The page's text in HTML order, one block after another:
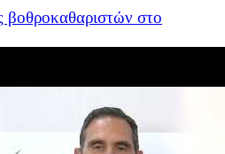
βοθροκαθαριστών στο